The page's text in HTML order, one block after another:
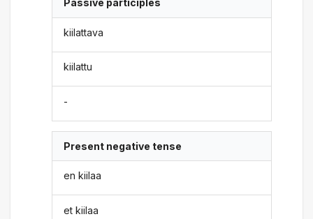
Passive participles
kiilattava
kiilattu
-
Present negative tense
en kiilaa
et kiilaa